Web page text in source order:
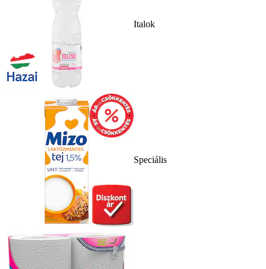
Italok
Speciális